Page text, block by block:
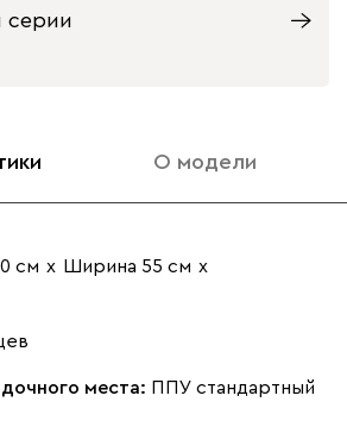
769
серии
О модели
см х Ширина 55 см х
места: ППУ стандартный